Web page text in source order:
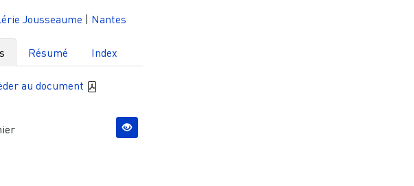
Jousseaume | Nantes
Résumé Index
au document